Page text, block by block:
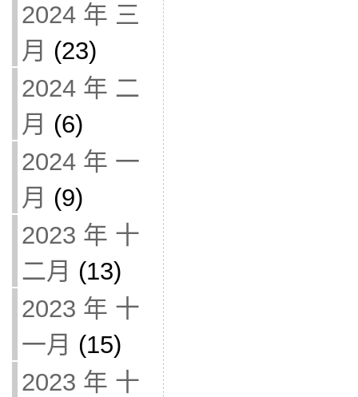
2024 年 三
月 (23)
2024 年 二
月 (6)
2024 年 一
月 (9)
2023 年 十
二月 (13)
2023 年 十
一月 (15)
2023 年 十